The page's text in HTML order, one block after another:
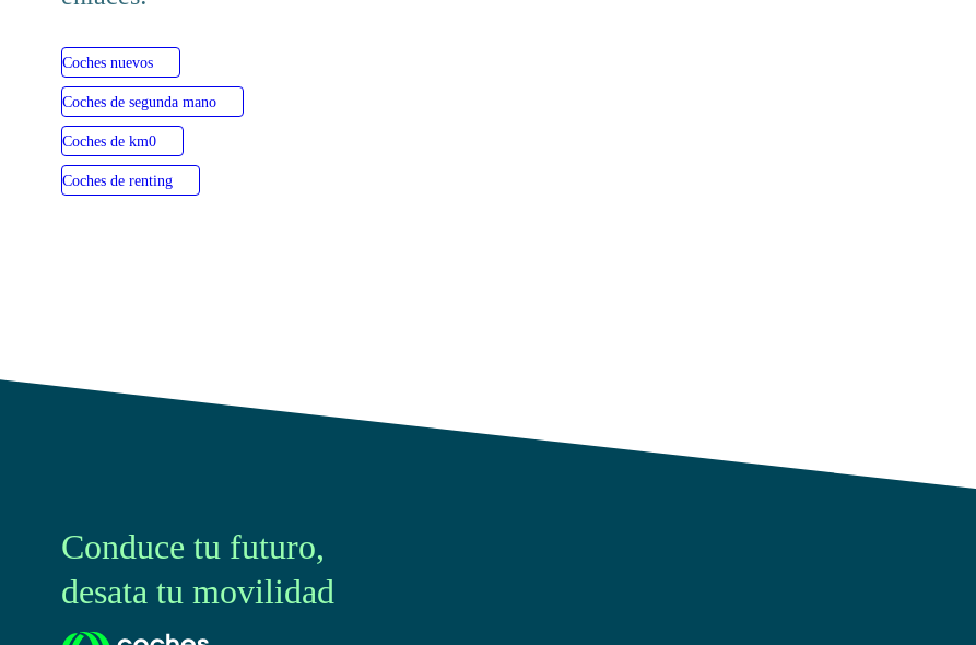
Coches nuevos
Coches de segunda mano
Coches de km0
Coches de renting
Conduce tu futuro,
desata tu movilidad